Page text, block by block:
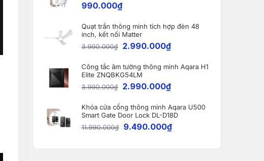
Vĩnh
990.000₫
Quạt trần thông minh tích hợp đèn 48
inch, kết nối Matter
3.990.000₫ 2.990.000₫
Công tắc âm tường thông minh Aqara H1
Elite ZNQBKG54LM
3.990.000₫ 2.990.000₫
Khóa cửa cổng thông minh Aqara U500
Smart Gate Door Lock DL-D18D
11.990.000₫ 9.490.000₫